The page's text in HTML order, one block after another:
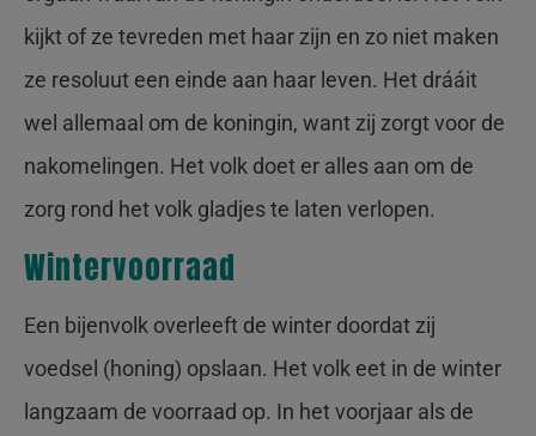
kijkt of ze tevreden met haar zijn en zo niet maken
ze resoluut een einde aan haar leven. Het drááit
wel allemaal om de koningin, want zij zorgt voor de
nakomelingen. Het volk doet er alles aan om de
zorg rond het volk gladjes te laten verlopen.
Wintervoorraad
Een bijenvolk overleeft de winter doordat zij
voedsel (honing) opslaan. Het volk eet in de winter
langzaam de voorraad op. In het voorjaar als de